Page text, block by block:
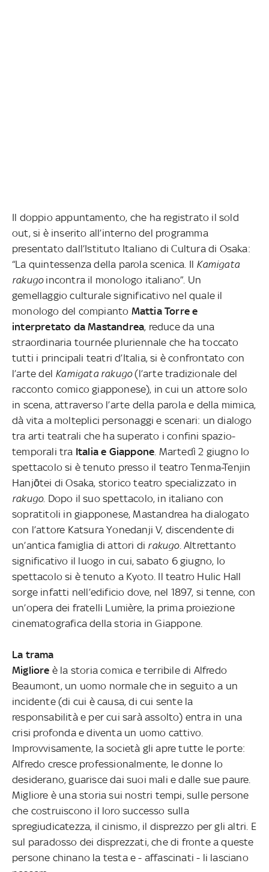
Il doppio appuntamento, che ha registrato il sold
out, si è inserito all’interno del programma
presentato dall’Istituto Italiano di Cultura di Osaka:
“La quintessenza della parola scenica. Il Kamigata
rakugoincontra il monologo italiano”. Un
gemellaggio culturale significativo nel quale il
monologo del compianto Mattia Torre e
interpretato da Mastandrea, reduce da una
straordinaria tournée pluriennale che ha toccato
tutti i principali teatri d’Italia, si è confrontato con
l’arte del Kamigata rakugo(l’arte tradizionale del
racconto comico giapponese), in cui un attore solo
in scena, attraverso l’arte della parola e della mimica,
dà vita a molteplici personaggi e scenari: un dialogo
tra arti teatrali che ha superato i confini spazio-
temporali tra Italia e Giappone. Martedì 2 giugno lo
spettacolo si è tenuto presso il teatro Tenma-Tenjin
Hanjōtei di Osaka, storico teatro specializzato in
rakugo. Dopo il suo spettacolo, in italiano con
sopratitoli in giapponese, Mastandrea ha dialogato
con l’attore Katsura Yonedanji V, discendente di
un’antica famiglia di attori di rakugo. Altrettanto
significativo il luogo in cui, sabato 6 giugno, lo
spettacolo si è tenuto a Kyoto. Il teatro Hulic Hall
sorge infatti nell’edificio dove, nel 1897, si tenne, con
un’opera dei fratelli Lumière, la prima proiezione
cinematografica della storia in Giappone.
La trama
Migliore è la storia comica e terribile di Alfredo
Beaumont, un uomo normale che in seguito a un
incidente (di cui è causa, di cui sente la
responsabilità e per cui sarà assolto) entra in una
crisi profonda e diventa un uomo cattivo.
Improvvisamente, la società gli apre tutte le porte:
Alfredo cresce professionalmente, le donne lo
desiderano, guarisce dai suoi mali e dalle sue paure.
Migliore è una storia sui nostri tempi, sulle persone
che costruiscono il loro successo sulla
spregiudicatezza, il cinismo, il disprezzo per gli altri. E
sul paradosso dei disprezzati, che di fronte a queste
persone chinano la testa e - affascinati - li lasciano